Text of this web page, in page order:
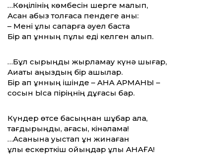
…Көңілінің көмбесін шерге малып,
Асан абыз толғаса пендеге анық:
– Мені ұлы сапарға әуел баста
Бір қап ұнның пұлы еді келген алып.
…Бұл сырыңды жырламау күнә шығар,
Ақиқаты аңыздың бір ашылар.
Бір қап ұнның ішінде – АНА АРМАНЫ –
сосын Ысқақ піріңнің дұғасы бар.
Күндер өтсе басыңнан шұбар ала,
тағдырыңды, ағасы, кінәлама!
…Асанына уыстап ұн жинаған
ұлы ескерткіш қойыңдар ұлы АНАҒА!